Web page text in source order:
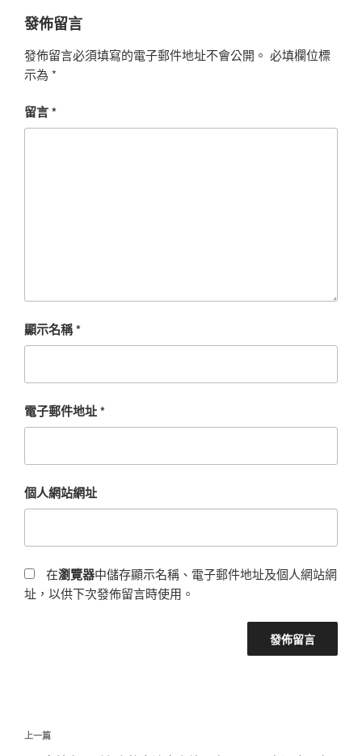
發佈留言
發佈留言必須填寫的電子郵件地址不會公開。 必填欄位標
示為 *
留言*
顯示名稱*
電子郵件地址*
個人網站網址
在瀏覽器中儲存顯示名稱、電子郵件地址及個人網站網
址，以供下次發佈留言時使用。
文
上
上一篇